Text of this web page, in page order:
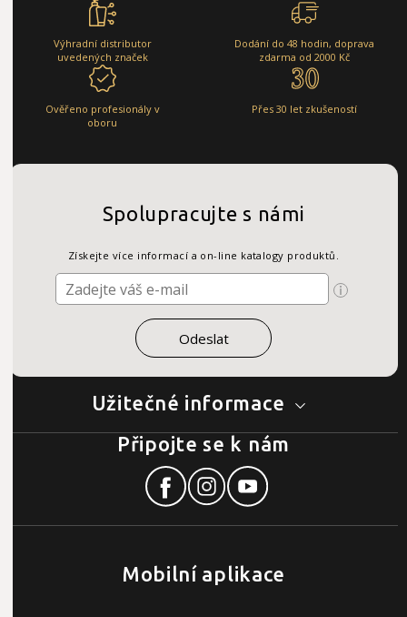
Výhradní distributor
uvedených značek
Dodání do 48 hodin, doprava
zdarma od 2000 Kč
Ověřeno profesionály v
oboru
Přes 30 let zkušeností
Užitečné informace
Spolupracujte s námi
Získejte více informací a on-line katalogy produktů.
Mobilní aplikace
Připojte se k nám